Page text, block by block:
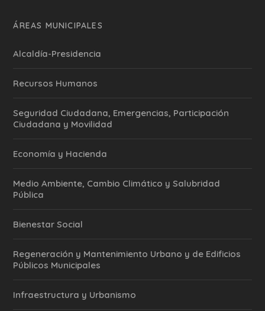
ÁREAS MUNICIPALES
Alcaldía-Presidencia
Recursos Humanos
Seguridad Ciudadana, Emergencias, Participación
Ciudadana y Movilidad
Economía y Hacienda
Medio Ambiente, Cambio Climático y Salubridad
Pública
Bienestar Social
Regeneración y Mantenimiento Urbano y de Edificios
Públicos Municipales
Infraestructura y Urbanismo